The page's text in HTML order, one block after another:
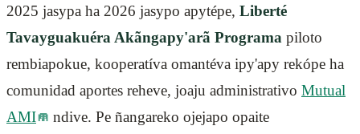
2025 jasypa ha 2026 jasypo apytépe, Liberté
Tavayguakuéra Akãngapy'arã Programa piloto
rembiapokue, kooperatíva omantéva ipy'apy rekópe ha
comunidad aportes reheve, joaju administrativo Mutual
AMI
ndive. Pe ñangareko ojejapo opaite